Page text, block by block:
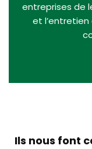
entreprises de
et
Ils nous font